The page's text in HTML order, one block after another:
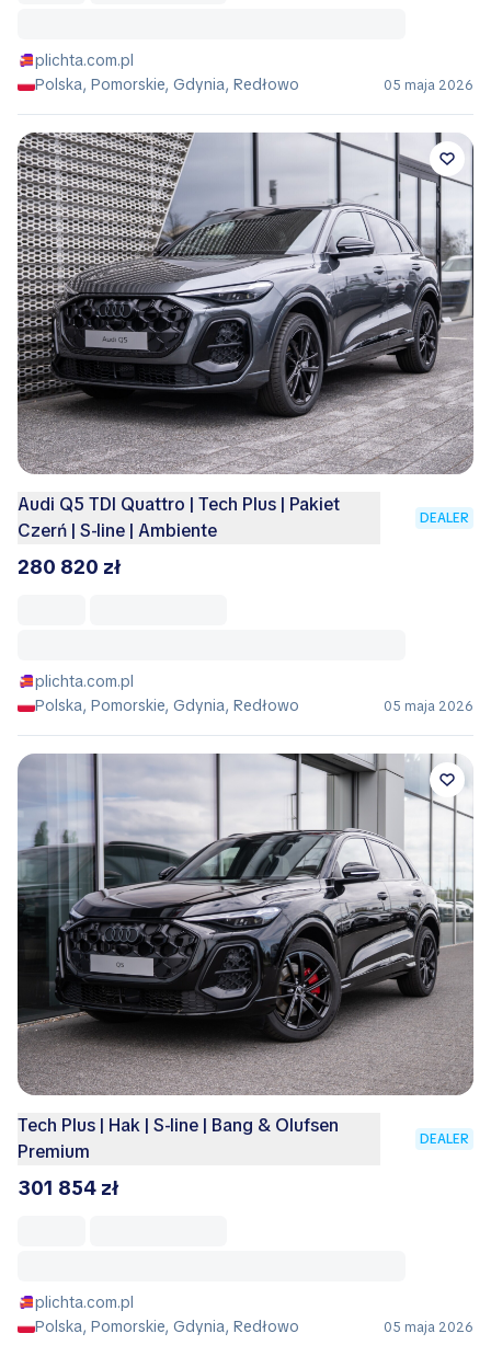
plichta.com.pl
Polska, Pomorskie, Gdynia, Redłowo
05 maja 2026
Audi Q5 TDI Quattro | Tech Plus | Pakiet
Czerń | S-line | Ambiente
DEALER
280 820 zł
plichta.com.pl
Polska, Pomorskie, Gdynia, Redłowo
05 maja 2026
Tech Plus | Hak | S-line | Bang & Olufsen
Premium
DEALER
301 854 zł
plichta.com.pl
Polska, Pomorskie, Gdynia, Redłowo
05 maja 2026